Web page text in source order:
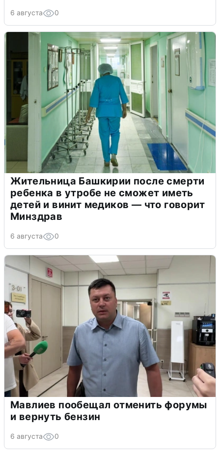
6 августа 0
Жительница Башкирии после смерти
ребенка в утробе не сможет иметь
детей и винит медиков — что говорит
Минздрав
6 августа 0
Мавлиев пообещал отменить форумы
и вернуть бензин
6 августа 0